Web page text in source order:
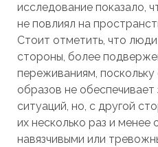
исследование показало,
не повлиял на
Стоит отметить, что
стороны, более
переживаниям, поскольку
образов не
ситуаций, но, с другой
их несколько раз и менее
навязчивыми или